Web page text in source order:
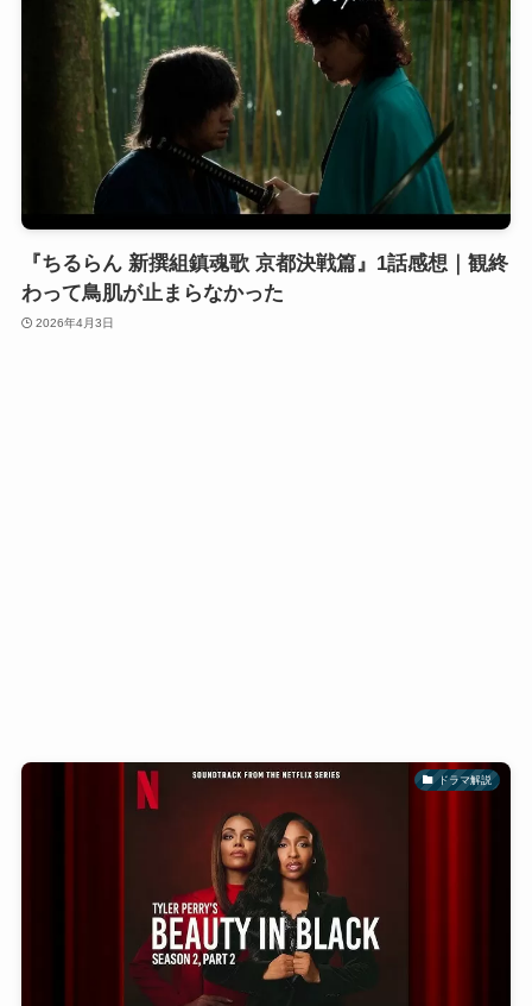
『ちるらん 新撰組鎮魂歌 京都決戦篇』1話感想｜観終
わって鳥肌が止まらなかった
2026年4月3日
ドラマ解説